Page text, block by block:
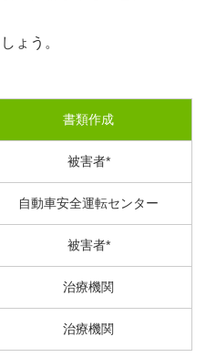
ょう。
書類作成
被害者*
自動車安全運転センター
被害者*
治療機関
治療機関